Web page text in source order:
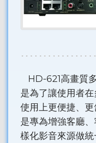
HD-621高畫質
是為了讓使用者
使用上更便捷、更
是專為增強客廳
樣化影音來源做